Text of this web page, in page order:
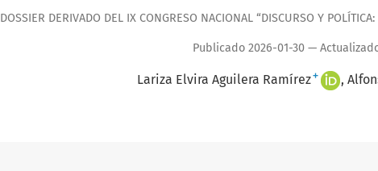
DOSSIER DERIVADO DEL IX CONGRESO NACIONAL “DISCURSO Y
Publicado 2026-01-30 —
Lariza Elvira Aguilera Ramírez+